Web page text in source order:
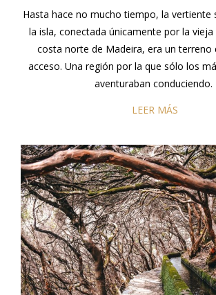
Hasta hace no mucho tiempo, la vertiente
la isla, conectada únicamente por la
costa norte de Madeira, era un terreno
acceso. Una región por la que sólo los
aventuraban conduciendo.
LEER MÁS